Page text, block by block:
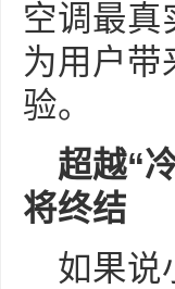
空调最真
为用户带
验。
超越“
将终结
如果说